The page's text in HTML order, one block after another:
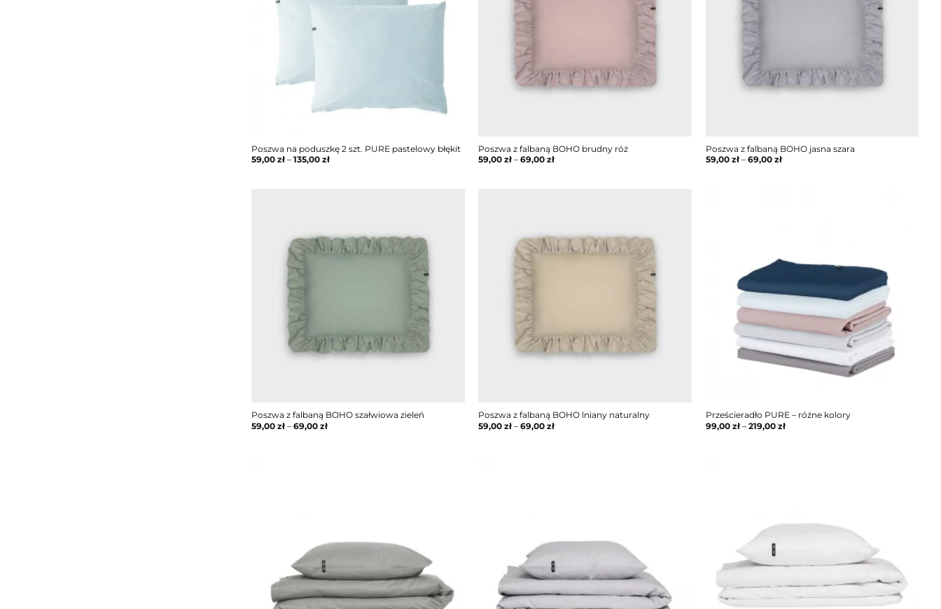
Poszwa na poduszkę 2 szt. PURE pastelowy błękit
59,00zł –135,00zł
Poszwa z falbaną BOHO brudny róż
59,00zł –69,00zł
Poszwa z falbaną BOHO jasna szara
59,00 zł– 69,00 zł
Poszwa z falbaną BOHO szałwiowa zieleń
59,00zł –69,00zł
Poszwa z falbaną BOHO lniany naturalny
59,00zł –69,00zł
Prześcieradło PURE – różne kolory
99,00 zł– 219,00 zł